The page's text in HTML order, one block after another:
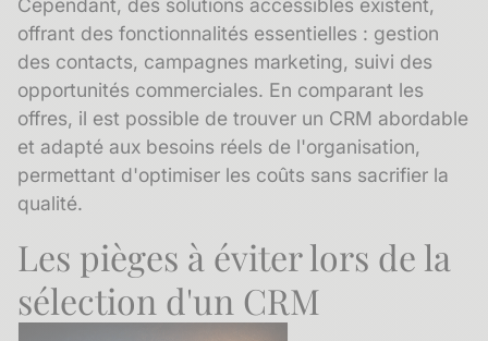
Cependant, des solutions accessibles existent,
offrant des fonctionnalités essentielles : gestion
des contacts, campagnes marketing, suivi des
opportunités commerciales. En comparant les
offres, il est possible de trouver un CRM abordable
et adapté aux besoins réels de l'organisation,
permettant d'optimiser les coûts sans sacrifier la
qualité.
Les pièges à éviter lors de la
sélection d'un CRM